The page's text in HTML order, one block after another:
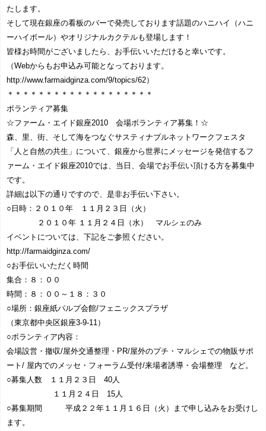
たします。
そして現在銀座の看板のバーで発売しております話題のハニハイ（ハニ
ーハイボール）やオリジナルカクテルも登場します！
皆様お時間がございましたら、お手伝いいただけると幸いです。
（Webからもお申込み可能となっております。
http://www.farmaidginza.com/9/topics/62）
＊＊＊＊＊＊＊＊＊＊＊＊＊＊＊＊＊＊＊
ボランティア募集
☆ファーム・エイド銀座2010 会場ボランティア募集！☆
森、里、街、そして海をつなぐサスティナブルネットワークフェスタ
「人と自然の共生」について、銀座から世界にメッセージを発信するフ
ァーム・エイド銀座2010では、当日、会場でお手伝い頂ける方を募集中
です。
詳細は以下の通りですので、是非お手伝い下さい。
○日時：２０１０年 １１月２３日（火）
２０１０年 １１月２４日（水） マルシェのみ
イベントについては、下記をご参照ください。
http://farmaidginza.com/
○お手伝いいただく時間
集合：８：００
時間：８：００～１８：３０
○場所：銀座紙パルプ会館/フェニックスプラザ
（東京都中央区銀座3-9-11）
○ボランティア内容：
会場設営・撤収/屋外交通整理・PR/屋外のプチ・マルシェでの物販サポ
ート/ 屋内でのメッセ・フォーラム受付/来場者誘導・会場整理 など。
○募集人数 １１月２３日 40人
１１月２４日 15人
○募集期間 平成２２年１１月１６日（火）まで申し込みをお受けし
ます。
お問い合わせ
みつばち博士ふくちゃん
note